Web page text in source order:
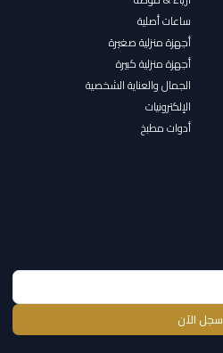
ساعات أصلية
أجهزة منزلية صغيرة
أجهزة منزلية كبيرة
الجمال والعناية الشخصية
الإلكترونيات
أدوات مطبخ
سجل الآن